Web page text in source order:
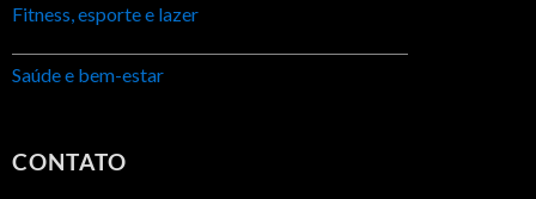
Fitness, esporte e lazer
Saúde e bem-estar
CONTATO